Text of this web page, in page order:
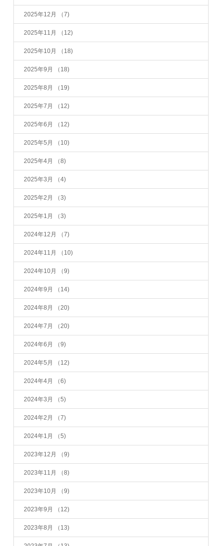
2025年12月 （7)
2025年11月 （12)
2025年10月 （18)
2025年9月 （18)
2025年8月 （19)
2025年7月 （12)
2025年6月 （12)
2025年5月 （10)
2025年4月 （8)
2025年3月 （4)
2025年2月 （3)
2025年1月 （3)
2024年12月 （7)
2024年11月 （10)
2024年10月 （9)
2024年9月 （14)
2024年8月 （20)
2024年7月 （20)
2024年6月 （9)
2024年5月 （12)
2024年4月 （6)
2024年3月 （5)
2024年2月 （7)
2024年1月 （5)
2023年12月 （9)
2023年11月 （8)
2023年10月 （9)
2023年9月 （12)
2023年8月 （13)